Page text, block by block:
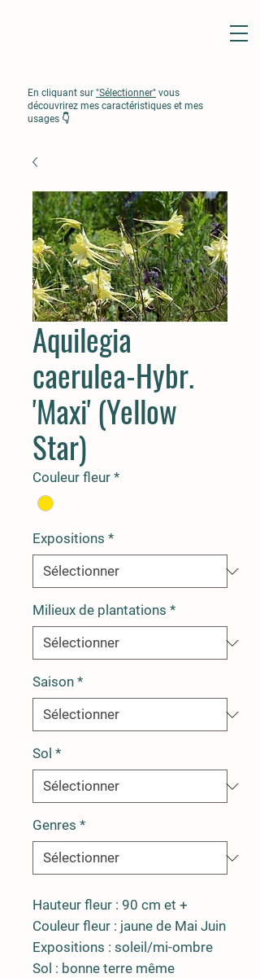
En cliquant sur "Sélectionner" vous
découvrirez mes caractéristiques et mes
usages 👇
Aquilegia
caerulea-Hybr.
'Maxi' (Yellow
Star)
Couleur fleur *
Expositions *
Milieux de plantations *
Saison *
Sol *
Genres *
Hauteur fleur : 90 cm et +
Couleur fleur : jaune de Mai Juin
Expositions : soleil/mi-ombre
Sol : bonne terre même